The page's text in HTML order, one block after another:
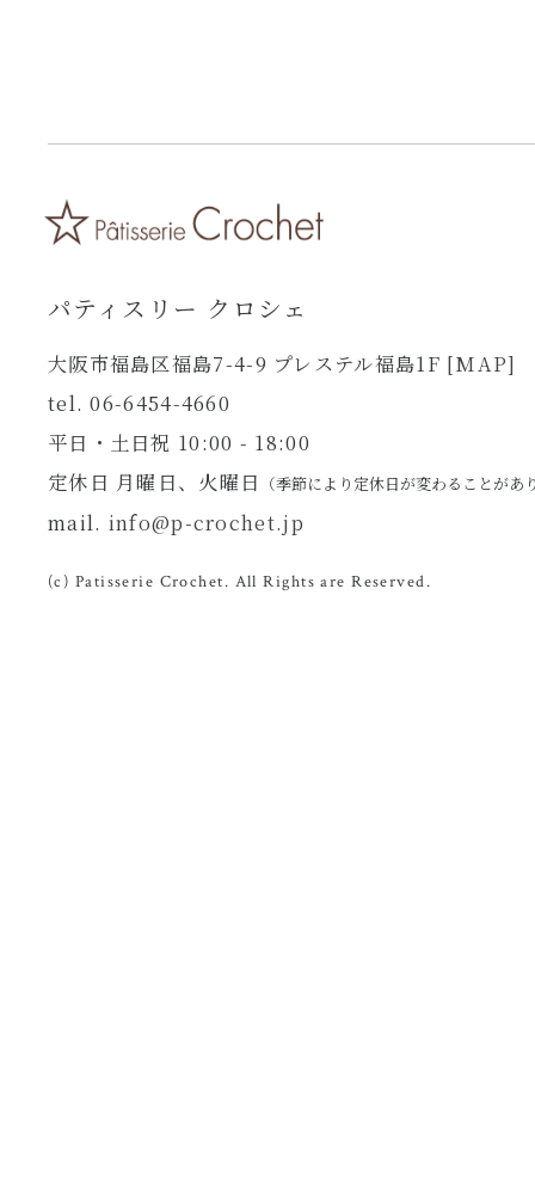
パティスリー クロシェ
大阪市福島区福島7-4-9 プレステル福島1F [MAP]
tel. 06-6454-4660
平日・土日祝 10:00 - 18:00
定休日 月曜日、火曜日 （季節により定休日が変わることがあ
mail. info@p-crochet.jp
(c) Patisserie Crochet. All Rights are Reserved.